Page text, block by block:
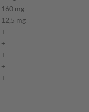
160 mg
12,5 mg
+
+
+
+
+